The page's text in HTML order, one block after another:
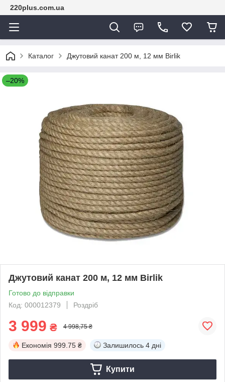
220plus.com.ua
Каталог Джутовий канат 200 м, 12 мм Birlik
–20%
Джутовий канат 200 м, 12 мм Birlik
Готово до відправки
Код: 000012379
Роздріб
3 999 ₴ 4 998,75 ₴
Економія 999.75 ₴ Залишилось 4 дні
Купити